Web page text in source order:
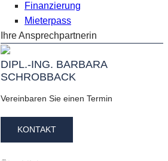
Finanzierung
Mieterpass
Ihre Ansprechpartnerin
DIPL.-ING. BARBARA
SCHROBBACK
Vereinbaren Sie einen Termin
KONTAKT